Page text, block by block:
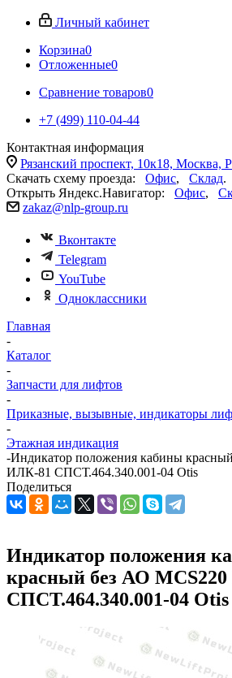
Личный кабинет
Корзина0
Отложенные0
Сравнение товаров0
+7 (499) 110-04-44
Контактная информация
Рязанский проспект, 10к18, Москва,
Скачать схему проезда: Офис, Склад.
Открыть Яндекс.Навигатор: Офис,
zakaz@nlp-group.ru
Вконтакте
Telegram
YouTube
Одноклассники
Главная
-
Каталог
-
Запчасти для лифтов
-
Приказные, вызывные, индикаторы
-
Этажная индикация
-Индикатор положения кабины
ИЛК-81 СПСТ.464.340.001-04 Otis
Поделиться
Индикатор положения
красный без АО
СПСТ.464.340.001-04 Otis